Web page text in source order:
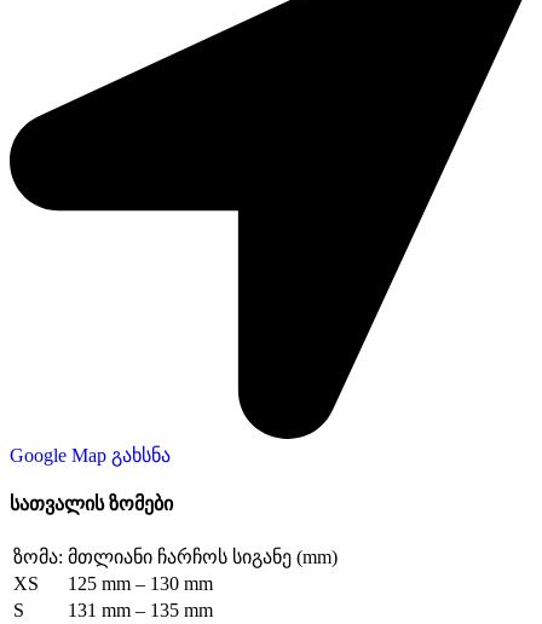
Google Map გახსნა
სათვალის ზომები
ზომა: მთლიანი ჩარჩოს სიგანე (mm)
XS
125 mm – 130 mm
S
131 mm – 135 mm